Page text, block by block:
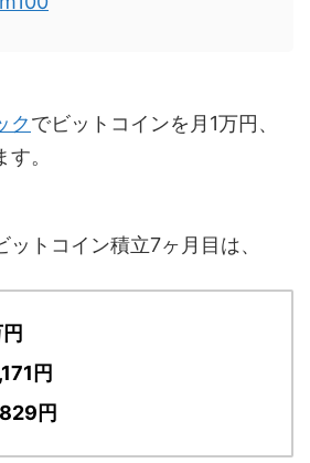
クでビットコインを月1万円、
。
トコイン積立7ヶ月目は、
円
円